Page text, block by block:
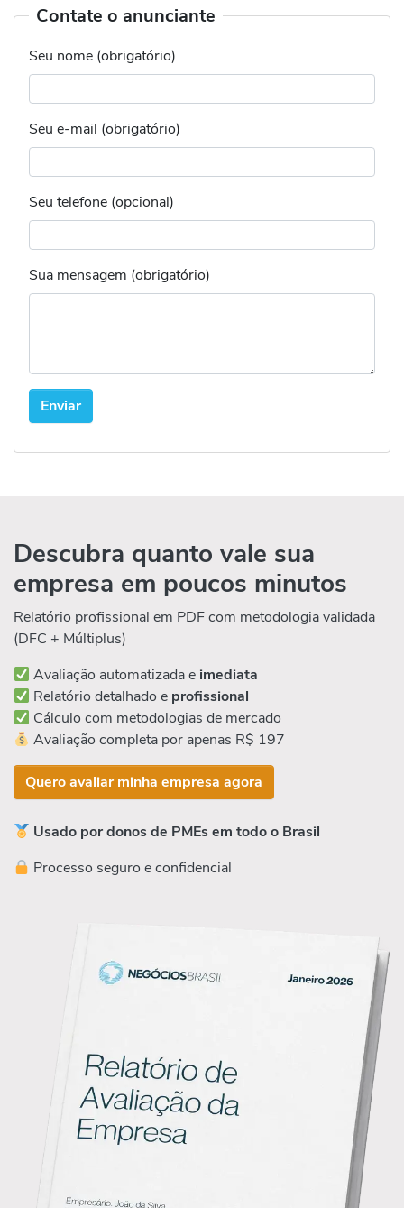
Contate o anunciante
Seu nome (obrigatório)
Seu e-mail (obrigatório)
Seu telefone (opcional)
Sua mensagem (obrigatório)
Descubra quanto vale sua
empresa em poucos minutos
Relatório profissional em PDF com metodologia validada
(DFC + Múltiplus)
Avaliação automatizada e imediata
Relatório detalhado e profissional
Cálculo com metodologias de mercado
Avaliação completa por apenas R$ 197
Quero avaliar minha empresa agora
Usado por donos de PMEs em todo o Brasil
Processo seguro e confidencial